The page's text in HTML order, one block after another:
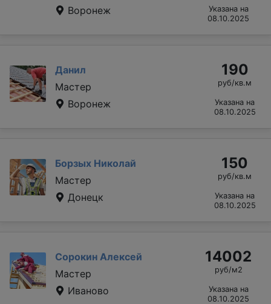
Воронеж
Указана на
08.10.2025
Данил
Мастер
Воронеж
190
руб/кв.м
Указана на
08.10.2025
Борзых Николай
Мастер
Донецк
150
руб/кв.м
Указана на
08.10.2025
Сорокин Алексей
Мастер
Иваново
14002
руб/м2
Указана на
08.10.2025